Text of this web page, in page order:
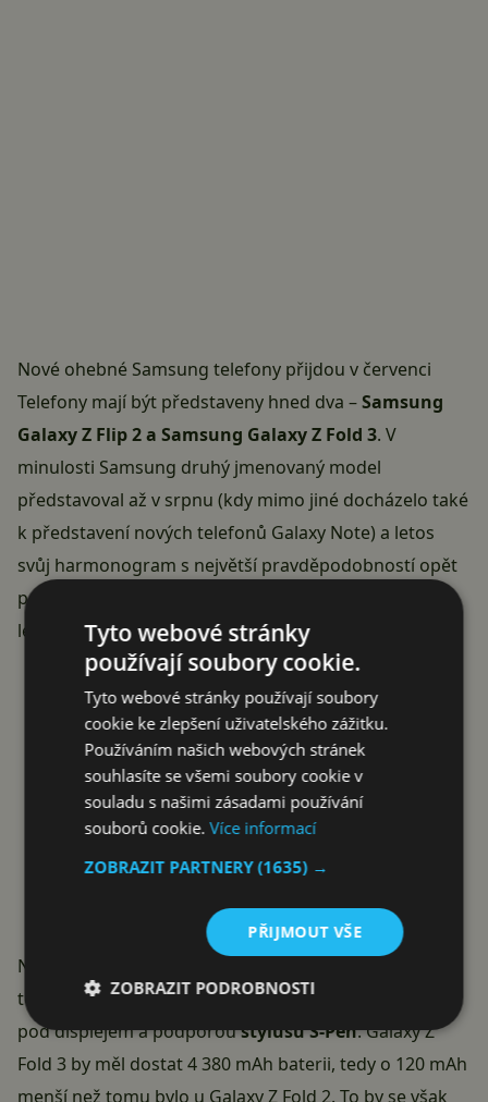
Nové ohebné Samsung telefony přijdou v červenci
Telefony mají být představeny hned dva –Samsung
Galaxy Z Flip 2 a Samsung Galaxy Z Fold 3. V
minulosti Samsung druhý jmenovaný model
představoval až v srpnu (kdy mimo jiné docházelo také
k představení nových telefonů Galaxy Note) a letos
svůj harmonogram s největší pravděpodobností opět
poruší. Je tedy možné, že tomu tak zůstane i v dalších
letech.
Nová
telefonech obejví LTPO displeje se selfie kamerkami
pod displejem a podporoustylusu S-Pen. Galaxy Z
Fold 3 by měl dostat 4 380 mAh baterii, tedy o 120 mAh
menší než tomu bylo u Galaxy Z Fold 2. To by se však
Tyto webové stránky
používají soubory cookie.
Tyto webové stránky používají soubory
cookie ke zlepšení uživatelského zážitku.
Používáním našich webových stránek
souhlasíte se všemi soubory cookie v
souladu s našimi zásadami používání
souborů cookie.Více informací
ZOBRAZIT PARTNERY(1635) →
PŘIJMOUT VŠE
ZOBRAZIT PODROBNOSTI